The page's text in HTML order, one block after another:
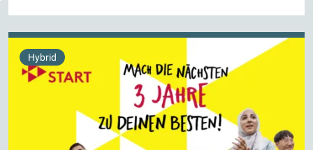
Hybrid